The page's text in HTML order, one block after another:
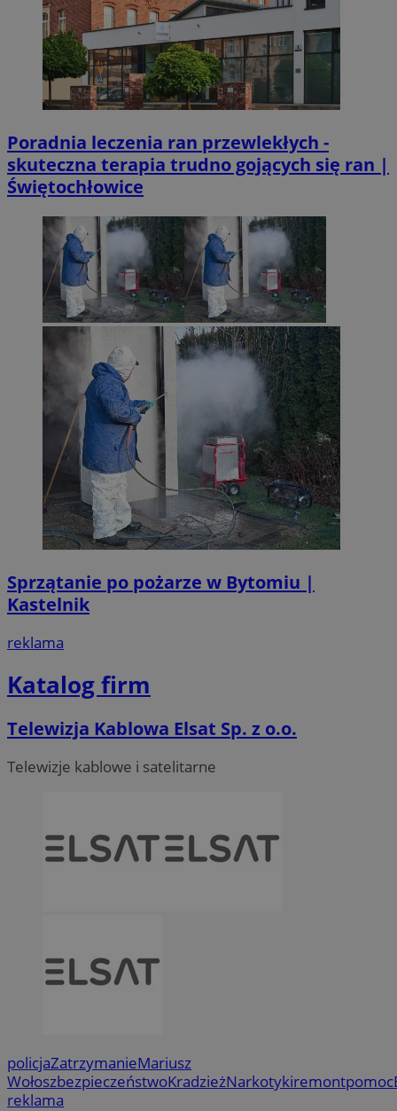
Poradnia leczenia ran przewlekłych -
skuteczna terapia trudno gojących się ran |
Świętochłowice
Sprzątanie po pożarze w Bytomiu |
Kastelnik
reklama
Katalog firm
Telewizja Kablowa Elsat Sp. z o.o.
Telewizje kablowe i satelitarne
policjaZatrzymanieMariusz
WołoszbezpieczeństwoKradzieżNarkotykiremontpomoc
reklama